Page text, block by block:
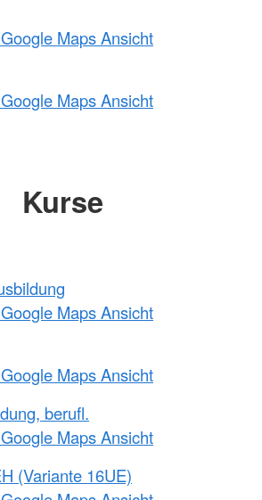
Maps Ansicht
Maps Ansicht
Kurse
Maps Ansicht
Maps Ansicht
berufl.
Maps Ansicht
(Variante 16UE)